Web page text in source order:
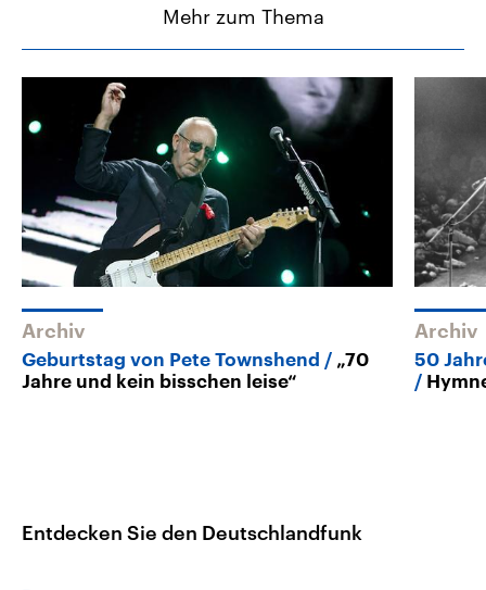
Mehr zum Thema
Archiv
Geburtstag von Pete Townshend
„70
Jahre und kein bisschen leise“
Archiv
50
Entdecken Sie den Deutschlandfunk